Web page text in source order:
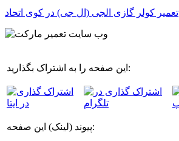
تعمیر کولر گازی الجی (ال جی) در کوی اتحاد
این صفحه را به اشتراک بگذارید:
پیوند (لینک) این صفحه: